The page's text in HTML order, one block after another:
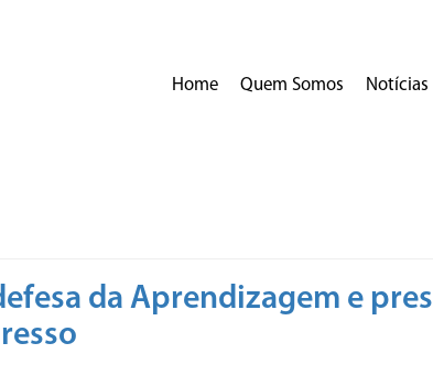
Home Quem Somos Notícias
da Aprendizagem e